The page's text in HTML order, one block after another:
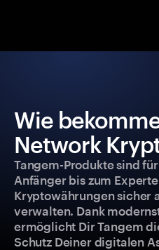
Wie
Network
Tangem-Produkte sind
Anfänger bis zum
Kryptowährungen sicher
verwalten. Dank
ermöglicht Dir Tangem
Schutz Deiner digitalen